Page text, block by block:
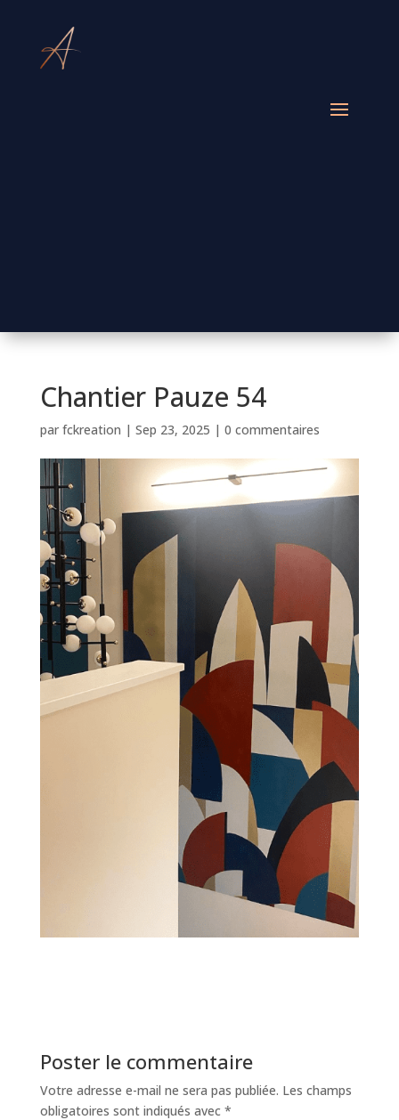
Chantier Pauze 54
par fckreation | Sep 23, 2025 | 0 commentaires
Poster le commentaire
Votre adresse e-mail ne sera pas publiée. Les champs
obligatoires sont indiqués avec *